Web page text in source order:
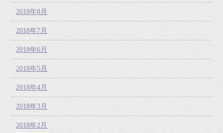
2018年8月
2018年7月
2018年6月
2018年5月
2018年4月
2018年3月
2018年2月